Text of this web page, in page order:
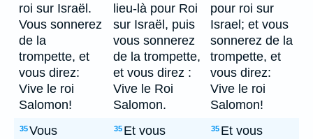
roi sur Israël.
Vous sonnerez
de la
trompette, et
vous direz:
Vive le roi
Salomon!
lieu-là pour Roi
sur Israël, puis
vous sonnerez
de la trompette,
et vous direz :
Vive le Roi
Salomon.
pour roi sur
Israel; et vous
sonnerez de la
trompette, et
vous direz:
Vive le roi
Salomon!
35Vous
35 Et vous
35 Et vous